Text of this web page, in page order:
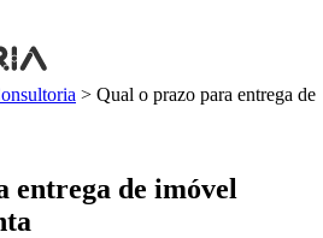
> Qual o prazo para entrega de
entrega de imóvel